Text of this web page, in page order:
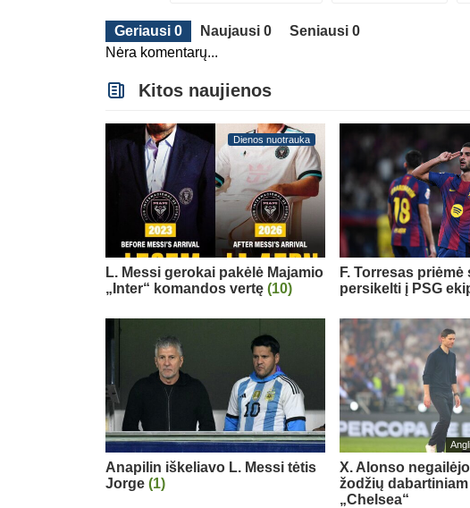
Geriausi 0 Naujausi 0
Seniausi 0
Nėra komentarų...
Kitos naujienos
Dienos nuotrauka
L. Messi gerokai pakėlė Majamio
„Inter“ komandos vertę (10)
F. Torresas
persikelti į PSG
Anapilin iškeliavo L. Messi tėtis
Jorge (1)
X. Alonso
žodžių
„Chelsea“